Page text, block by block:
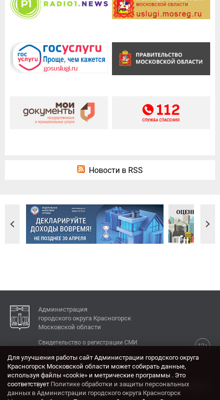
Новости в RSS
Администрация
городского округа Красногорск
Московской области
12+
Свидетельство о регистрации СМИ
КОНТАКТЫ
Адрес: 143404, Московская область, г. Красногорск,
ул. Ленина, дом 4.
Для улучшения работы сайт Администрации городского округа
Красногорск Московской области может собирать данные,
используя файлы «cookie» и метрические программы . Это
соответствует Политике обработки и защиты персональных
данных в Администрации городского округа Красногорск